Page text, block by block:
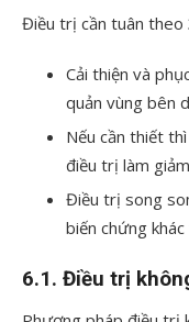
Điều trị cần tuân theo
Cải thiện và
quản vùng bên
Nếu cần thiết
điều trị làm
Điều trị song
biến chứng
6.1. Điều trị